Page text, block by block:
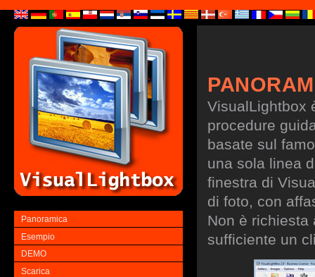
Panoramica
Esempio
DEMO
Scarica
VisualLightbox
procedure
basate sul
una sola linea
finestra di
di foto, con
Non è richiesta
sufficiente un